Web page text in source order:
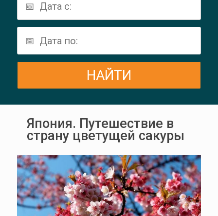
Япония. Путешествие в
страну цветущей сакуры